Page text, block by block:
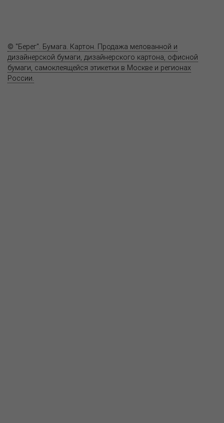
© "Берег". Бумага. Картон. Продажа мелованной и
дизайнерской бумаги, дизайнерского картона, офисной
бумаги, самоклеящейся этикетки в Москве и регионах
России.